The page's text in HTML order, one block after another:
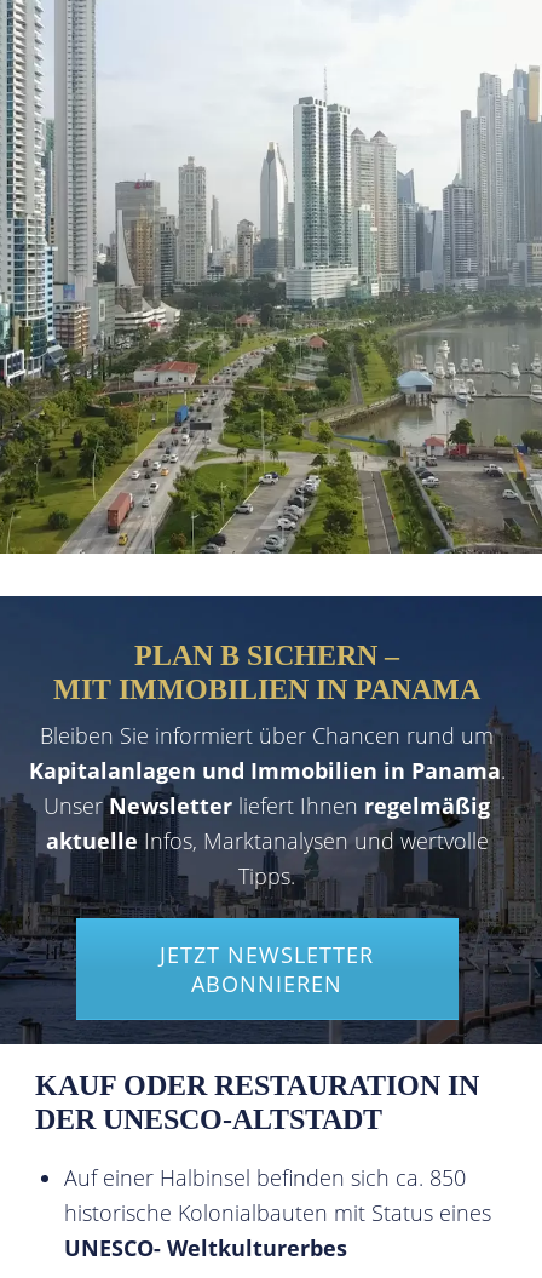
PLAN B SICHERN –
MIT IMMOBILIEN IN PANAMA
Bleiben Sie informiert über Chancen rund um
Kapitalanlagen und Immobilien in Panama.
UnserNewsletter liefert Ihnen regelmäßig
aktuelle Infos, Marktanalysen und wertvolle
Tipps.
JETZT NEWSLETTER
ABONNIEREN
KAUF ODER RESTAURATION IN
DER UNESCO-ALTSTADT
Auf einer Halbinsel befinden sich ca. 850
historische Kolonialbauten mit Status eines
UNESCO- Weltkulturerbes